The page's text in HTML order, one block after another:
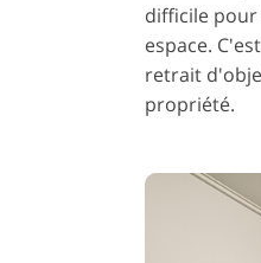
difficile
espace.
retrait
propriété.